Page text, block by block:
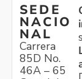
SEDE
NACIO
NAL
Carrera
85D No.
46A – 65